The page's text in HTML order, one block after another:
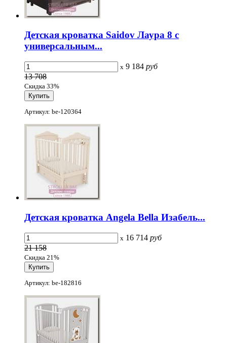
Детская кроватка Saidov Лаура 8 с
универсальным...
x 9 184 руб
13 708
Скидка 33%
Артикул: be-120364
Детская кроватка Angela Bella Изабель...
x 16 714 руб
21 158
Скидка 21%
Артикул: be-182816